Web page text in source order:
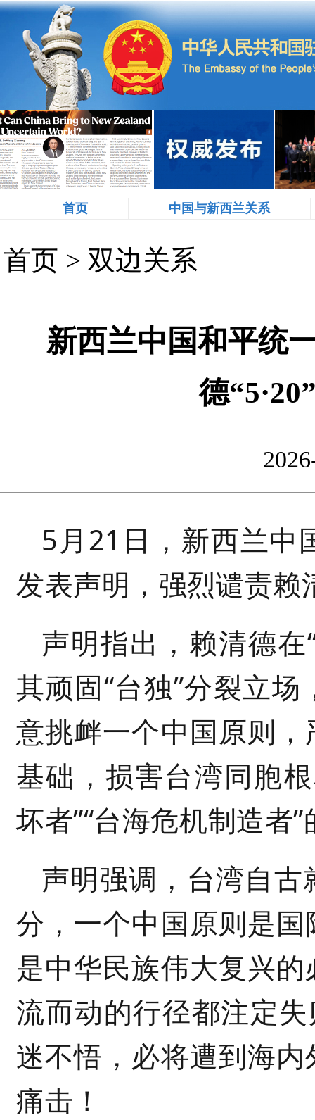
首页 中国与新西兰关系
首页 > 双边关系
新西兰中国和平统
德
5月 21 日，新西兰中
发表声明，强烈谴责赖
声明指出，赖清德在
其顽固“台独”分裂立
意挑衅一个中国原则
基础，损害台湾同胞
坏者”“台海危机制造者
声明强调，台湾自
分，一个中国原则是
是中华民族伟大复兴
流而动的行径都注定
迷不悟，必将遭到海
痛击！